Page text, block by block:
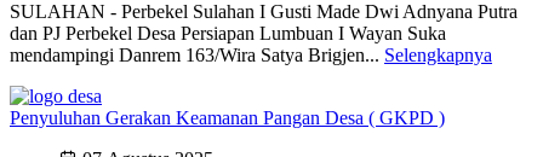
SULAHAN - Perbekel Sulahan I Gusti Made Dwi Adnyana Putra
dan PJ Perbekel Desa Persiapan Lumbuan I Wayan Suka
mendampingi Danrem 163/Wira Satya Brigjen... Selengkapnya
Penyuluhan Gerakan Keamanan Pangan Desa ( GKPD )